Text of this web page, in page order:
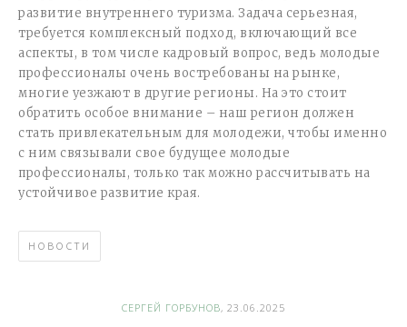
развитие внутреннего туризма. Задача серьезная,
требуется комплексный подход, включающий все
аспекты, в том числе кадровый вопрос, ведь молодые
профессионалы очень востребованы на рынке,
многие уезжают в другие регионы. На это стоит
обратить особое внимание – наш регион должен
стать привлекательным для молодежи, чтобы именно
с ним связывали свое будущее молодые
профессионалы, только так можно рассчитывать на
устойчивое развитие края.
НОВОСТИ
СЕРГЕЙ ГОРБУНОВ, 23.06.2025